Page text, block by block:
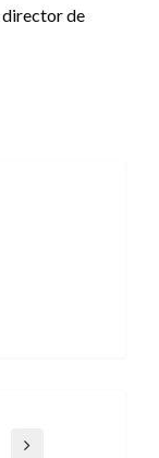
director de